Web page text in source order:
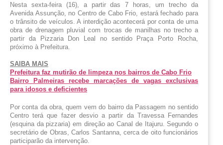
Nesta sexta-feira (16), a partir das 7 horas, um trecho da
Avenida Assunção, no Centro de Cabo Frio, estará fechado para
o trânsito de veículos. A interdição acontecerá por conta de uma
obra de drenagem pluvial com trocas de manilhas no trecho a
partir da Pizzaria Don Leal no sentido Praça Porto Rocha,
próximo à Prefeitura.
SAIBA MAIS
Prefeitura faz mutirão de limpeza nos bairros de Cabo Frio
Bairro Palmeiras recebe marcações de vagas exclusivas
para idosos e deficientes
Por conta da obra, quem vem do bairro da Passagem no sentido
Centro terá que fazer desvio a partir da Travessa Fernandes
(esquina da pizzaria) em direção ao Canal de Itajuru. Segundo o
secretário de Obras, Carlos Santanna, cerca de oito funcionários
participarão da intervenção.